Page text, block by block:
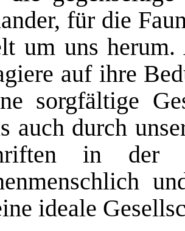
für die
um uns
auf ihre
sorgfältige
auch durch
in
ideale